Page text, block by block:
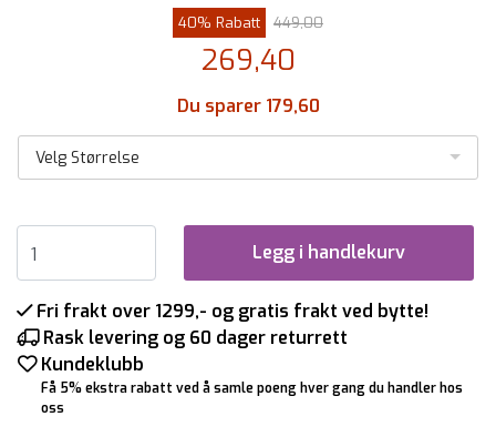
40% Rabatt 449,00
269,40
Du sparer 179,60
Velg Størrelse
Legg i handlekurv
Fri frakt over 1299,- og gratis frakt ved bytte!
Rask levering og 60 dager returrett
Kundeklubb
Få 5% ekstra rabatt ved å samle poeng hver gang du handler hos
oss